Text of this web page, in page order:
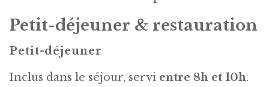
Petit-déjeuner & restauration
Petit-déjeuner
Inclus dans le séjour, servi entre 8h et 10h.